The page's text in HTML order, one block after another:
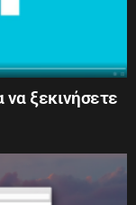
ξεκινήσετε